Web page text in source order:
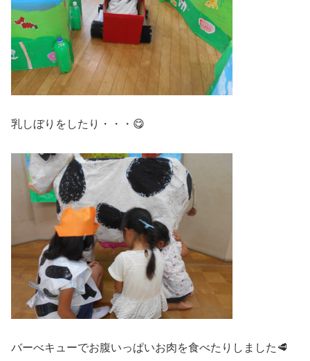
乳しぼりをしたり・・・😋
バーべキューでお腹いっぱいお肉を食べたりしました🥩